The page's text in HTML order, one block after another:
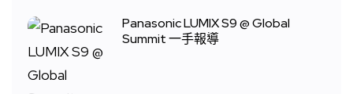
Panasonic LUMIX S9 @ Global
Summit 一手報導